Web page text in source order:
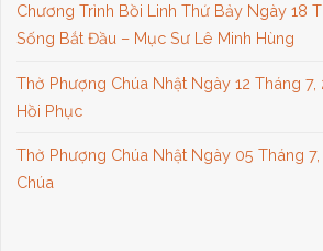
Chương Trình Bồi Linh Thứ Bảy Ngày 18
Sống Bắt Đầu – Mục Sư Lê Minh Hùng
Thờ Phượng Chúa Nhật Ngày 12 Tháng
Hồi Phục
Thờ Phượng Chúa Nhật Ngày 05 Tháng
Chúa